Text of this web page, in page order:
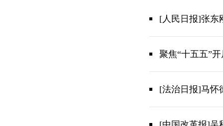
[人民日报]张东
聚焦“十五五”
[法治日报]马怀